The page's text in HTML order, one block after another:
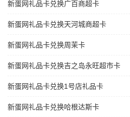
新蛋网礼品卡兑换广百商超卡
新蛋网礼品卡兑换天河城商超卡
新蛋网礼品卡兑换周茉卡
新蛋网礼品卡兑换吉之岛永旺超市卡
新蛋网礼品卡兑换1号店礼品卡
新蛋网礼品卡兑换哈根达斯卡